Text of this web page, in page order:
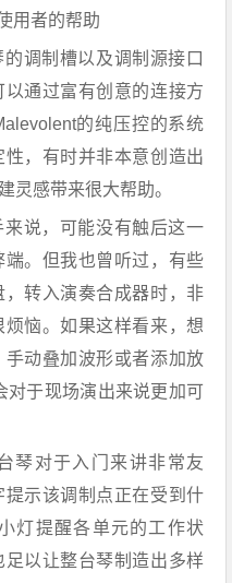
用者的帮助
调制槽以及调制源接口
通过富有创意的连接方
的纯压控的系统
，有时并非本意创造出
灵感带来很大帮助。
说，可能没有触后这一
。但我也曾听过，有些
转入演奏合成器时，非
恼。如果这样看来，想
动叠加波形或者添加放
对于现场演出来说更加可
琴对于入门来讲非常友
示该调制点正在受到什
灯提醒各单元的工作状
以让整台琴制造出多样